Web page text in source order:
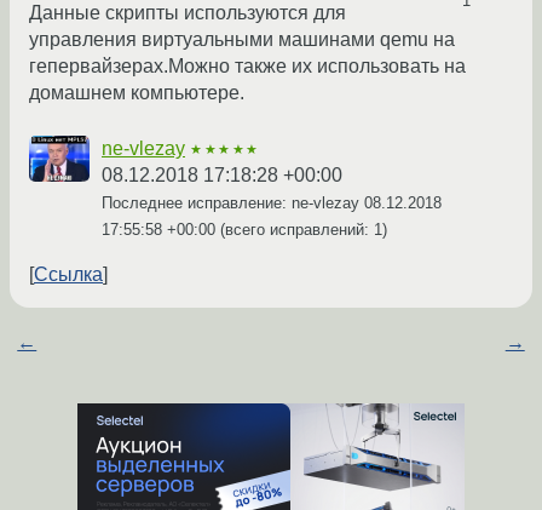
Данные скрипты используются для
управления виртуальными машинами qemu на
гепервайзерах.Можно также их использовать на
домашнем компьютере.
ne-vlezay ★★★★★
08.12.2018 17:18:28 +00:00
Последнее исправление: ne-vlezay 08.12.2018
17:55:58 +00:00 (всего исправлений: 1)
Ссылка
← →